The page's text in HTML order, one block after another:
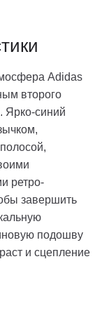
Adidas
второго
Ярко-синий
ретро-
завершить
подошву
и сцепление